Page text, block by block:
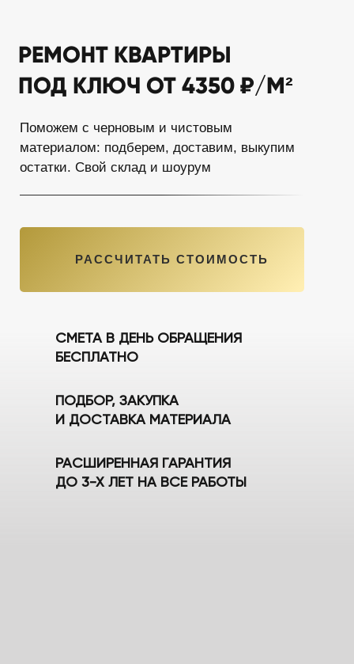
ПОДБОР, ЗАКУПКА
И ДОСТАВКА МАТЕРИАЛА
РЕМОНТ КВАРТИРЫ
ПОД КЛЮЧ ОТ 4350 ₽/М²
РАССЧИТАТЬ СТОИМОСТЬ
РАСШИРЕННАЯ ГАРАНТИЯ
ДО 3-Х ЛЕТ НА ВСЕ РАБОТЫ
СМЕТА В ДЕНЬ ОБРАЩЕНИЯ
БЕСПЛАТНО
Поможем с черновым и чистовым
материалом: подберем, доставим, выкупим
остатки. Свой склад и шоурум